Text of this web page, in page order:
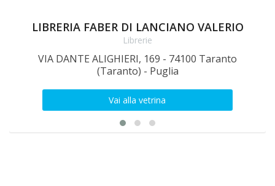
LIBRERIA FABER DI LANCIANO VALERIO
Librerie
VIA DANTE ALIGHIERI, 169 - 74100 Taranto
(Taranto) - Puglia
Vai alla vetrina